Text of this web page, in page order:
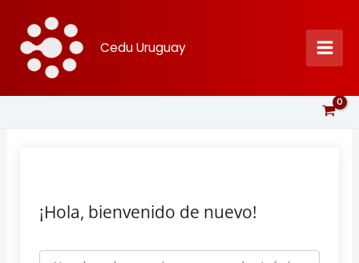
contenido
Cedu Uruguay
¡Hola, bienvenido de nuevo!